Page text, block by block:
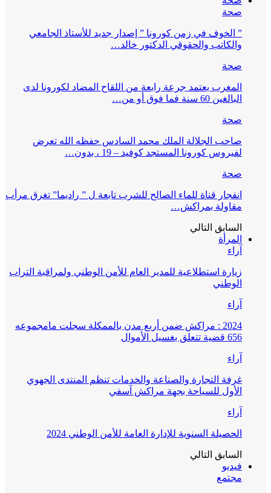
” الخوف في زمن كورونا ” إصدار جديد للأستاذ الجامعي
والكاتب والحقوقي الدكتور خالد…
المغرب يعتمد جرعة رابعة من اللقاح المضاد لكورونا لدى
البالغين 60 سنة فما فوق أو من…
صاحب الجلالة الملك محمد السادس حفظه الله تعرض
لفيروس كورونا المستجد كوفيد – 19 ، بدون…
انفجار قناة للماء الصالح للشرب تابعة ل ” راديما” تغرق مرأب
مقاولة بمراكش…
السابقالتالي
المرأة
زيارة استطلاعية للمدير العام للأمن الوطني ولمراقبة التراب
الوطني
2024 : مراكش ضمن أربع مدن بالممكلة سجلت مامجموعه
غرفة التجارة والصناعة والخدمات تنظم المنتدى الجهوي
الأول للسياحة بجهة مراكش آسفي
الحصيلة السنوية للإدارة العامة للأمن الوطني 2024
السابقالتالي
فيديو
مجتمع